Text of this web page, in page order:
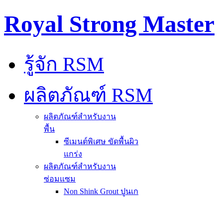
Royal Strong Master
รู้จัก RSM
ผลิตภัณฑ์ RSM
ผลิตภัณฑ์สำหรับงาน
พื้น
ซีเมนต์พิเศษ ขัดพื้นผิว
แกร่ง
ผลิตภัณฑ์สำหรับงาน
ซ่อมแซม
Non Shink Grout ปูนเก